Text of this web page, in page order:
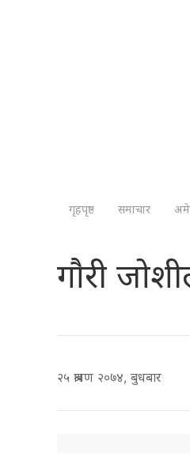
गृहपृष्ठ समाचार
गाैरी
२५ श्रावण २०७४, बुधबार